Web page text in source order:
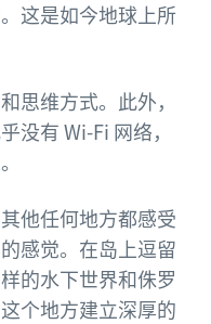
这是如今地球上所
思维方式。此外，
没有 Wi-Fi 网络，
他任何地方都感受
感觉。在岛上逗留
的水下世界和侏罗
个地方建立深厚的